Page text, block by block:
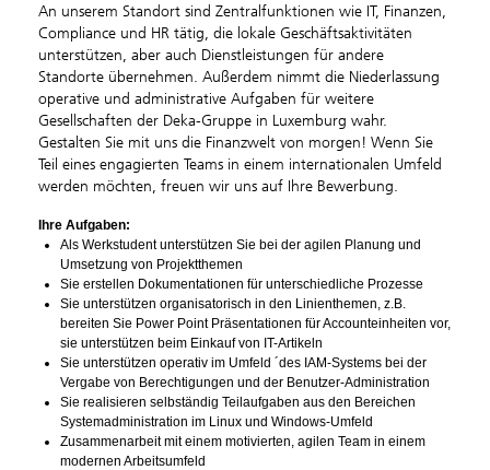
An unserem Standort sind Zentralfunktionen wie IT, Finanzen,
Compliance und HR tätig, die lokale Geschäftsaktivitäten
unterstützen, aber auch Dienstleistungen für andere
Standorte übernehmen. Außerdem nimmt die Niederlassung
operative und administrative Aufgaben für weitere
Gesellschaften der Deka-Gruppe in Luxemburg wahr.
Gestalten Sie mit uns die Finanzwelt von morgen! Wenn Sie
Teil eines engagierten Teams in einem internationalen Umfeld
werden möchten, freuen wir uns auf Ihre Bewerbung.
Ihre Aufgaben:
Als Werkstudent unterstützen Sie bei der agilen Planung und
Umsetzung von Projektthemen
Sie erstellen Dokumentationen für unterschiedliche Prozesse
Sie unterstützen organisatorisch in den Linienthemen, z.B.
bereiten Sie Power Point Präsentationen für Accounteinheiten vor,
sie unterstützen beim Einkauf von IT-Artikeln
Sie unterstützen operativ im Umfeld ´des IAM-Systems bei der
Vergabe von Berechtigungen und der Benutzer-Administration
Sie realisieren selbständig Teilaufgaben aus den Bereichen
Systemadministration im Linux und Windows-Umfeld
Zusammenarbeit mit einem motivierten, agilen Team in einem
modernen Arbeitsumfeld